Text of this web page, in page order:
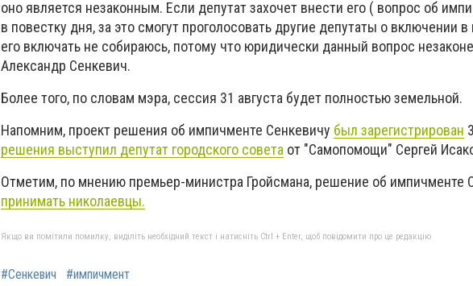
оно является незаконным. Если депутат захочет внести его ( вопрос об
в повестку дня, за это смогут проголосовать другие депутаты о включении
его включать не собираюсь, потому что юридически данный вопрос
Александр Сенкевич.
Более того, по словам мэра, сессия 31 августа будет полностью земельной.
Напомним, проект решения об импичменте Сенкевичу был зарегистрирован
решения выступил депутат городского совета от "Самопомощи" Сергей
Отметим, по мнению премьер-министра Гройсмана, решение об импичменте
принимать николаевцы.
Якщо ви помітили помилку, виділіть необхідний текст і натисніть Ctrl + Enter, щоб повідомити про це редакцію
#Сенкевич #импичмент